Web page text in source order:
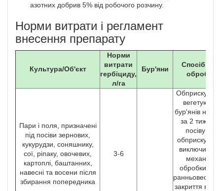
азотних добрив 5% від робочого розчину.
Норми витрати і регламент
внесення препарату
Культура/Об'єкт
Норми
витрати
гербіциду,
л/га
Бур'яни
Спосіб, час
обробки
Пари і поля, призначені
під посіви зернових,
кукурудзи, соняшнику,
сої, ріпаку, овочевих,
картоплі, баштанних,
навесні та восени після
збирання попередника
3-6
вегетуючих
бур'янів
за 2 тижні
посіву (до
виключити
механічні
обробки,
закриття